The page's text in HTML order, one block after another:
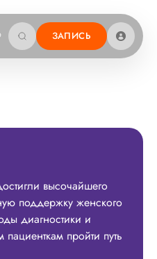
ЗАПИСЬ
высочайшего
поддержку женского
диагностики и
пройти путь